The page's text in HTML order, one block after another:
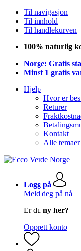
Til navigasjon
Til innhold
Til handlekurven
100% naturlig
Norge: Gratis
Minst 1 gratis
Hjelp
Hvor er
Returer
Kontakt
Alle
Logg på
Meld deg på nå
Er du ny her?
Opprett konto